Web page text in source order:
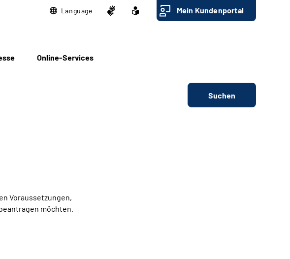
Language Mein Kundenportal
Online-Services
Suchen
Voraussetzungen,
möchten.